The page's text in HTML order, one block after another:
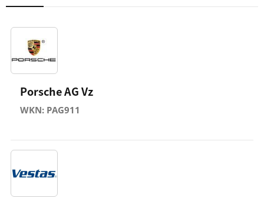
Porsche AG Vz
WKN: PAG911